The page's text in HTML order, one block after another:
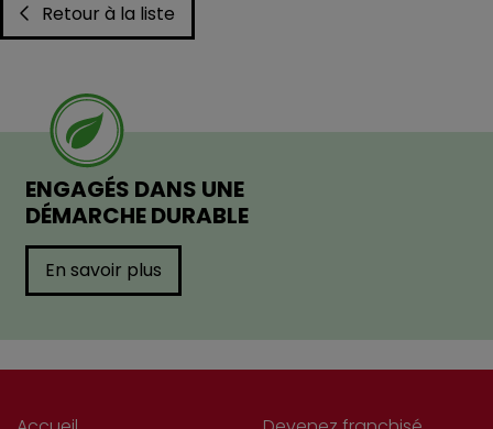
Retour à la liste
ENGAGÉS DANS UNE
DÉMARCHE DURABLE
En savoir plus